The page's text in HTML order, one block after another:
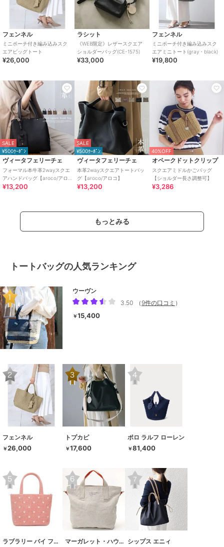
フェンネル
ミニポーチ付き編み込みスク
エアビッグトート
¥26,000
ラシット
《WEB限定》レザースクエア
ショルダーバッグ(CE-1575)
¥33,000
フェンネル
ミニポーチ付き編み込みスク
エアミニトート(gray・black)
¥19,800
SALE
¥500ｸｰﾎﾟﾝ
ヴィータフェリーチェ
フォーマル本牛革2wayスクエ
アハンドバッグ【aroco/アロ
コ】セレモニー向け
¥13,200
SALE
¥500ｸｰﾎﾟﾝ
ヴィータフェリーチェ
本革2wayスクエアトートバッ
グ【aroco/アロコ】
¥13,200
40%OFF
オペークドットクリップ
スクエアミドルかごバッグ
【ショルダー長さ調整可】
¥3,286
もっとみる
トートバッグの人気ランキング
ウーヴン
3.50
（ 9件の口コミ ）
￥15,400
フェンネル
￥26,000
トプカピ
￥17,600
ポロ ラルフ ローレン
￥81,400
ラブラリー バイ フェイラー マーガレット・ハウエル アイデア シップス エニィ